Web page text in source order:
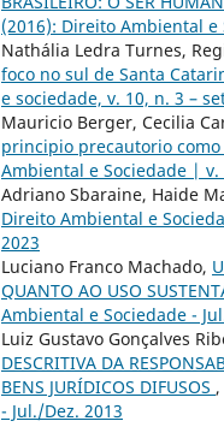
(2016): Direito Ambiental e
Nathália Ledra Turnes,
foco no sul de Santa
e sociedade, v. 10, n. 3 –
Mauricio Berger, Cecilia
principio precautorio como
Ambiental e Sociedade |
Adriano Sbaraine, Haide
Direito Ambiental e
2023
Luciano Franco Machado,
QUANTO AO USO
Ambiental e Sociedade -
Luiz Gustavo Gonçalves
DESCRITIVA DA
BENS JURÍDICOS DIFUSOS ,
- Jul./Dez. 2013